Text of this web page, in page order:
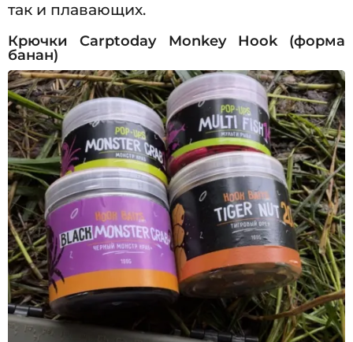
так и плавающих.
Крючки Carptoday Monkey Hook (форма
банан)